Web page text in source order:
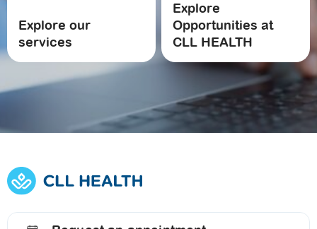
Explore our
services
Explore
Opportunities at
CLL HEALTH